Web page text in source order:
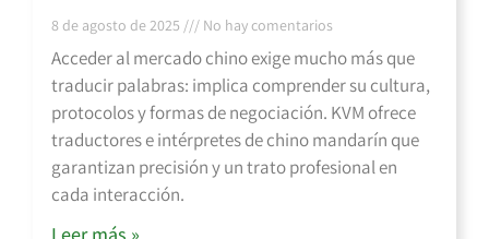
8 de agosto de 2025 No hay comentarios
Acceder al mercado chino exige mucho más que
traducir palabras: implica comprender su cultura,
protocolos y formas de negociación. KVM ofrece
traductores e intérpretes de chino mandarín que
garantizan precisión y un trato profesional en
cada interacción.